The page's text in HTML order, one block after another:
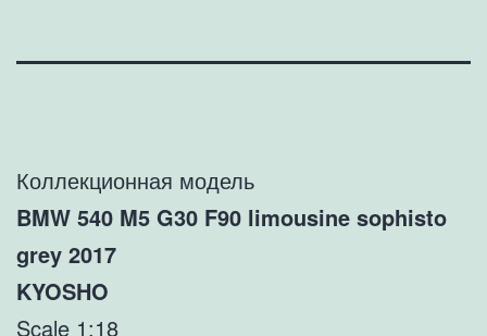
Коллекционная модель
BMW 540 M5 G30 F90 limousine sophisto
grey 2017
KYOSHO
Scale 1:18